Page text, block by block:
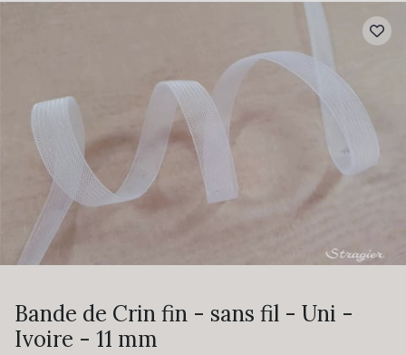
Bande de Crin fin - sans fil - Uni -
Ivoire - 11 mm